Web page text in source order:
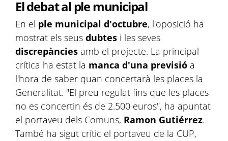
El debat al ple municipal
En el ple municipal d'octubre, l'oposició ha
mostrat els seus dubtes i les seves
discrepàncies amb el projecte. La principal
crítica ha estat la manca d'una previsió a
l'hora de saber quan concertarà les places la
Generalitat. "El preu regulat fins que les places
no es concertin és de 2.500 euros", ha apuntat
el portaveu dels Comuns, Ramon Gutiérrez.
També ha sigut crític el portaveu de la CUP,